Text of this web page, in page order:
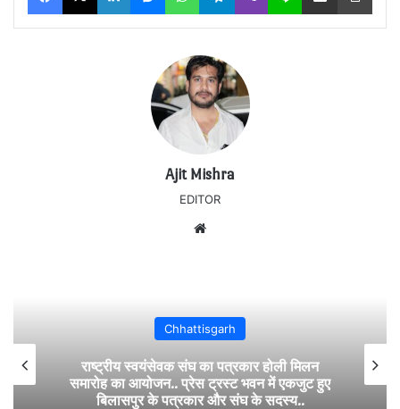
Ajit Mishra
EDITOR
Chhattisgarh
राष्ट्रीय स्वयंसेवक संघ का पत्रकार होली मिलन
समारोह का आयोजन.. प्रेस ट्रस्ट भवन में एकजुट हुए
बिलासपुर के पत्रकार और संघ के सदस्य..